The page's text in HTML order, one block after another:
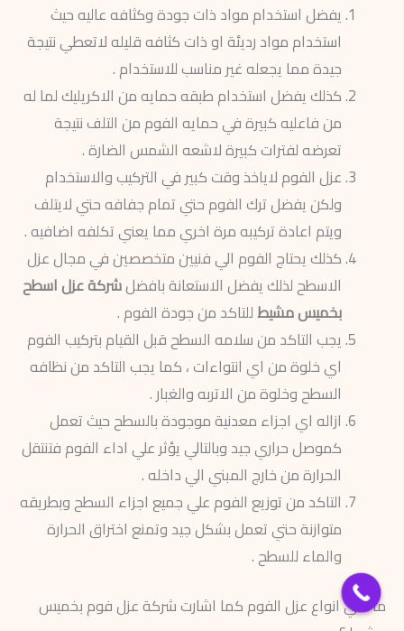
يفضل استخدام مواد ذات جودة وكثافه عاليه حيث
استخدام مواد رديئة او ذات كثافه قليله لاتعطي نتيجة
جيدة مما يجعله غير مناسب للاستخدام .
كذلك يفضل استخدام طبقه حمايه من الاكريليك لما له
من فاعليه كبيرة في حمايه الفوم من التلف نتيجة
تعرضه لفترات كبيرة لاشعه الشمس الضارة .
عزل الفوم لاياخذ وقت كبير في التركيب والاستخدام
ولكن يفضل ترك الفوم حتي تمام جفافه حتي لايتلف
ويتم اعادة تركيبه مرة اخري مما يعني تكلفه اضافيه .
كذلك يحتاج الفوم الي فنيين متخصصين في مجال عزل
الاسطح لذلك يفضل الاستعانة بافضلشركة عزل اسطح
بخميس مشيطللتاكد من جودة الفوم .
يجب التاكد من سلامه السطح قبل القيام بتركيب الفوم
اي خلوة من اي انتواءات ، كما يجب التاكد من نظافه
السطح وخلوة من الاتربه والغبار .
ازاله اي اجزاء معدنية موجودة بالسطح حيث تعمل
كموصل حراري جيد وبالتالي يؤثر علي اداء الفوم فتنتقل
الحرارة من خارج المبني الي داخله .
التاكد من توزيع الفوم علي جميع اجزاء السطح وبطريقه
متوازنة حتي تعمل بشكل جيد وتمنع اختراق الحرارة
والماء للسطح .
ما هي انواع عزل الفوم كما اشارت شركة عزل فوم بخميس